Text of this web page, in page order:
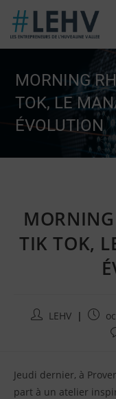
Skip
content
MORNING
TOK, LE
ÉVOLUTION
TIK TOK,
Auteur/autrice
:
LEHV
:
Jeudi dernier, à
part à un atelier